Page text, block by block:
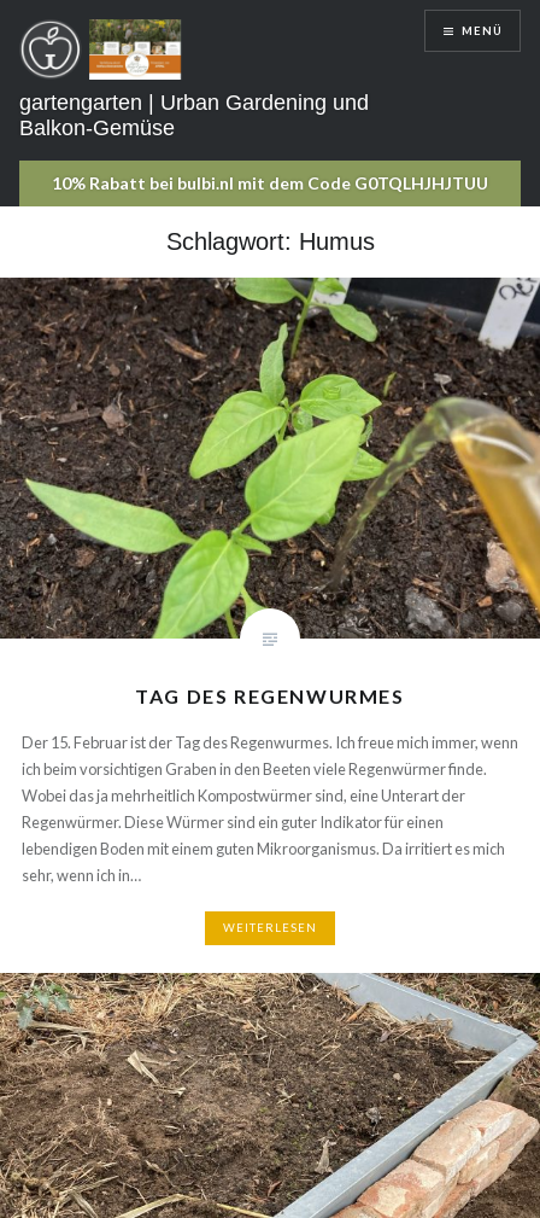
zum
Inhalt
gartengarten | Urban Gardening und
Balkon-Gemüse
MENÜ
Schlagwort: Humus
TAG DES REGENWURMES
Der 15. Februar ist der Tag des Regenwurmes. Ich freue mich immer, wenn
ich beim vorsichtigen Graben in den Beeten viele Regenwürmer finde.
Wobei das ja mehrheitlich Kompostwürmer sind, eine Unterart der
Regenwürmer. Diese Würmer sind ein guter Indikator für einen
lebendigen Boden mit einem guten Mikroorganismus. Da irritiert es mich
sehr, wenn ich in…
WEITERLESEN